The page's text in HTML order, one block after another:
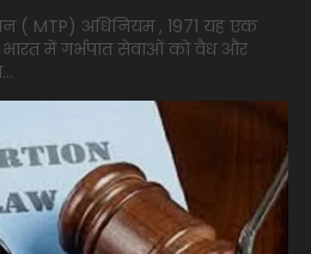
( MTP) अधिनियम , 1971 यह एक
में गर्भपात सेवाओं को वैध और